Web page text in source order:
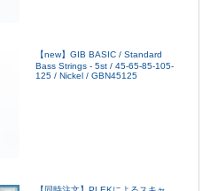
【new】GIB BASIC / Standard
Bass Strings - 5st / 45-65-85-105-
125 / Nickel / GBN45125